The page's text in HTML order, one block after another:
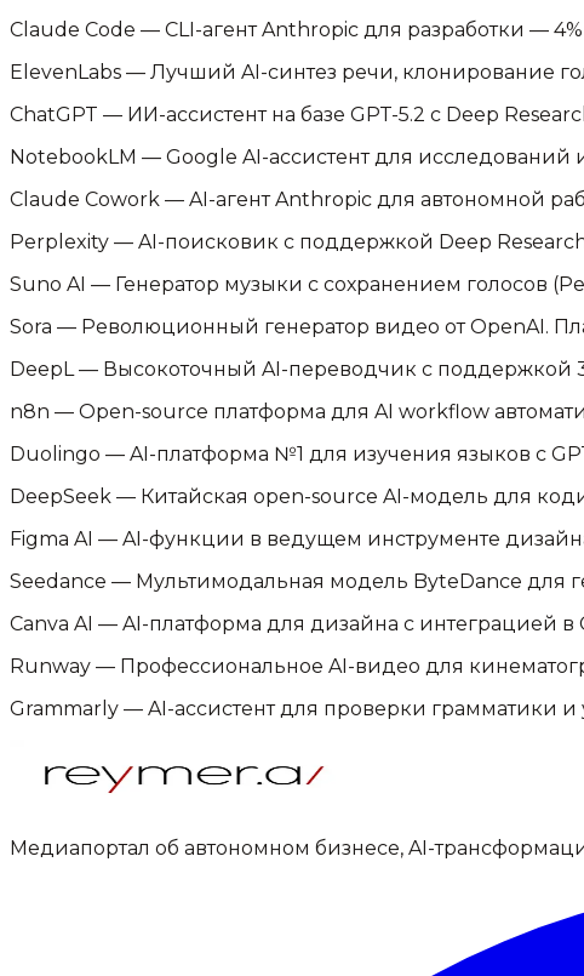
Claude Code — CLI-агент Anthropic для разработки —
ElevenLabs — Лучший AI-синтез речи, клонирование
ChatGPT — ИИ-ассистент на базе GPT-5.2 с Deep
NotebookLM — Google AI-ассистент для исследований
Claude Cowork — AI-агент Anthropic для автономной
Perplexity — AI-поисковик с поддержкой Deep
Suno AI — Генератор музыки с сохранением голосов
Sora — Революционный генератор видео от OpenAI.
DeepL— Высокоточный AI-переводчик с поддержкой
n8n — Open-source платформа для AI workflow
Duolingo — AI-платформа №1 для изучения языков с
DeepSeek — Китайская open-source AI-модель для
Figma AI — AI-функции в ведущем инструменте
Seedance — Мультимодальная модель ByteDance для
Canva AI — AI-платформа для дизайна с интеграцией в
Runway — Профессиональное AI-видео для
Grammarly — AI-ассистент для проверки грамматики и
Медиапортал об автономном бизнесе, AI-